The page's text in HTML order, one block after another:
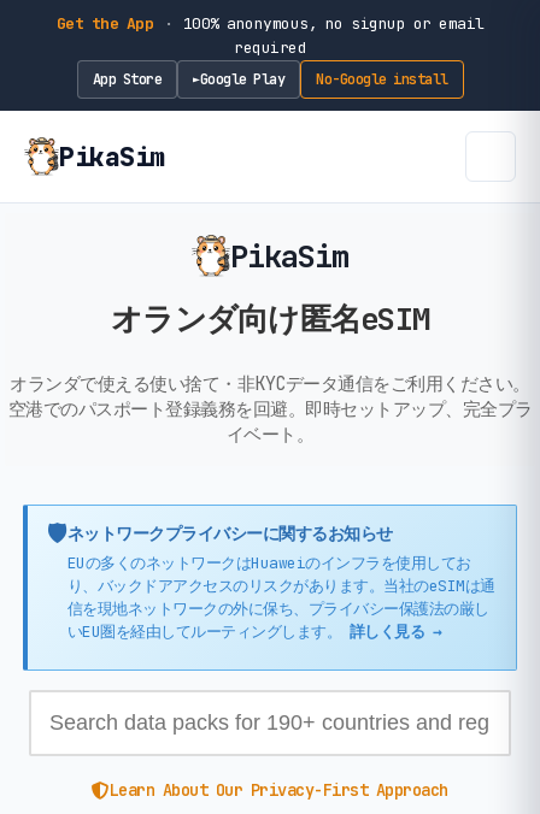
Get the App ·
100% anonymous, no signup or email
required
App Store ►Google Play No-Google install
PikaSim
PikaSim
オランダ向け匿名eSIM
オランダで使える使い捨て・非KYCデータ通信をご利用ください。
空港でのパスポート登録義務を回避。即時セットアップ、完全プラ
イベート。
🛡️ネットワークプライバシーに関するお知らせ
EUの多くのネットワークはHuaweiのインフラを使用してお
り、バックドアアクセスのリスクがあります。当社のeSIMは通
信を現地ネットワークの外に保ち、プライバシー保護法の厳し
いEU圏を経由してルーティングします。 詳しく見る →
Learn About Our Privacy-First Approach